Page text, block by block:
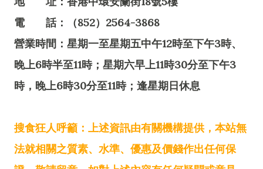
電 話：（852）2564-3868
營業時間：星期一至星期五中午12時至下午3時、
晚上6時半至11時；星期六早上11時30分至下午3
時，晚上6時30分至11時；逢星期日休息
搜食狂人呼籲：上述資訊由有關機構提供，本站無
法就相關之質素、水準、優惠及價錢作出任何保